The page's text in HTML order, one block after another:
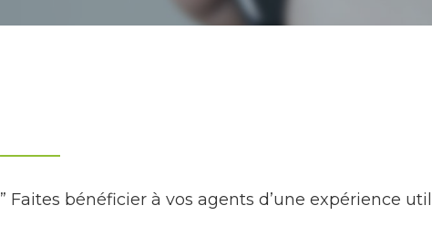
” Faites bénéficier à vos agents d’une expérience